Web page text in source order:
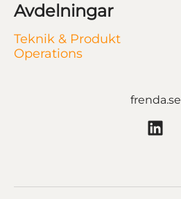
Avdelningar
Teknik & Produkt
Operations
frenda.se